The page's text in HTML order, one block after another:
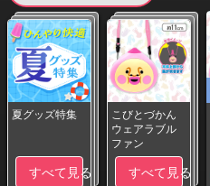
夏グッズ特集
すべて見る
こびとづかん
ウェアラブル
ファン
すべて見る